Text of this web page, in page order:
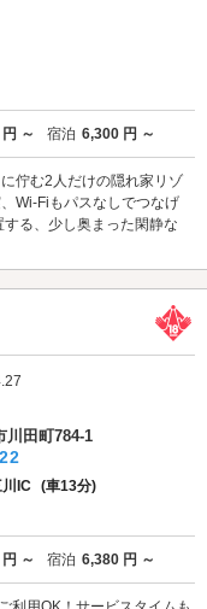
～ 宿泊 6,300 円 ～
佇む2人だけの隠れ家リゾ
Wi-Fiもパスなしでつなげ
る、少し奥まった閑静な
星のうち4
川田町784-1
IC (車13分)
～ 宿泊 6,380 円 ～